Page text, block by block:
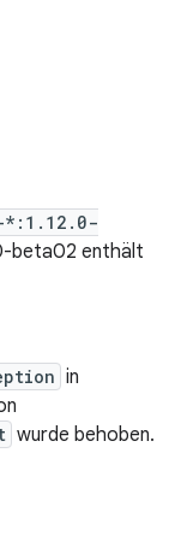
*:1.12.0-
beta02 enthält
in
wurde behoben.